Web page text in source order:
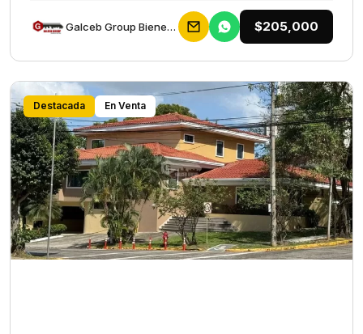
Galceb Group Bienes Raices $205,000
Destacada En Venta